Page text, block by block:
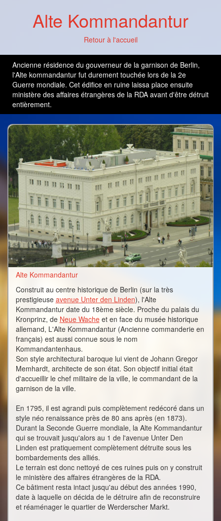
Alte Kommandantur
Retour à l'accueil
Ancienne résidence du gouverneur de la garnison de Berlin,
l'Alte kommandantur fut durement touchée lors de la 2e
Guerre mondiale. Cet édifice en ruine laissa place ensuite
ministère des affaires étrangères de la RDA avant d'être détruit
entièrement.
Alte Kommandantur
Construit au centre historique de Berlin (sur la très
prestigieuse avenue Unter den Linden), l'Alte
Kommandantur date du 18ème siècle. Proche du palais du
Kronprinz, de Neue Wacheet en face du musée historique
allemand, L'Alte Kommandantur (Ancienne commanderie en
français) est aussi connue sous le nom
Kommandantenhaus.
Son style architectural baroque lui vient de Johann Gregor
Memhardt, architecte de son état. Son objectif initial était
d'accueillir le chef militaire de la ville, le commandant de la
garnison de la ville.
En 1795, il est agrandi puis complètement redécoré dans un
style néo renaissance près de 80 ans après (en 1873).
Durant la Seconde Guerre mondiale, la Alte Kommandantur
qui se trouvait jusqu'alors au 1 de l'avenue Unter Den
Linden est pratiquement complètement détruite sous les
bombardements des alliés.
Le terrain est donc nettoyé de ces ruines puis on y construit
le ministère des affaires étrangères de la RDA.
Ce bâtiment resta intact jusqu'au début des années 1990,
date à laquelle on décida de le détruire afin de reconstruire
et réaménager le quartier de Werderscher Markt.